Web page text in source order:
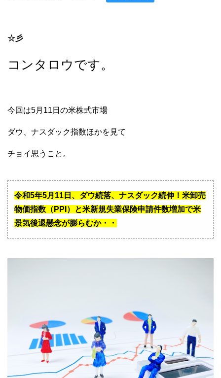
☆彡
コンタロウです。
今回は5月11日の米株式市場
ダウ、ナスダック指数ほかを見て
チョイ思うこと。
令和5年5月11日、ダウ続落、ナスダック続伸！米卸売
物価指数（PPI）と米新規失業保険申請件数増加で米
景気後退懸念が膨らむか・・